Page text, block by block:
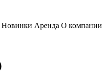
Новинки Аренда О компании